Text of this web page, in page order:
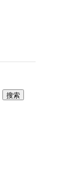
搜索